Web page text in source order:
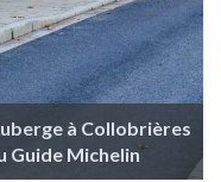
à Collobrières
Guide Michelin